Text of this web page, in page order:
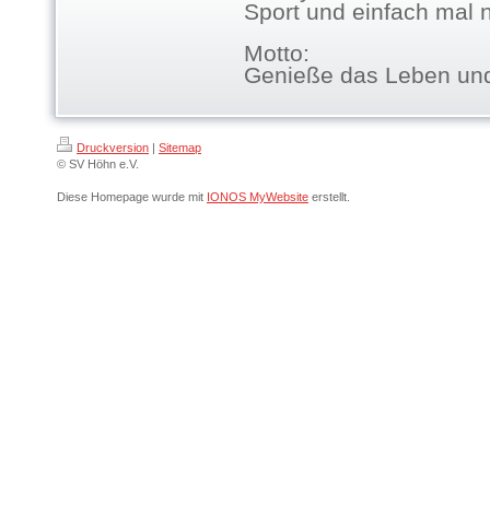
Sport und einfach mal
Motto:
Genieße das Leben
Druckversion | Sitemap
© SV Höhn e.V.
Diese Homepage wurde mit IONOS MyWebsite erstellt.